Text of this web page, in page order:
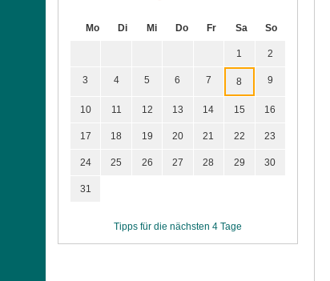
Mo Di Mi Do Fr Sa So
1 2
3 4 5 6 7 8 9
10 11 12 13 14 15 16
17 18 19 20 21 22 23
24 25 26 27 28 29 30
31
Tipps für die nächsten 4 Tage